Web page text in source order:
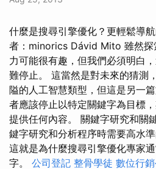
什麼是搜尋引擎優化？更輕鬆導
者：minorics Dávid Mito 雖然探
力可能很有趣，但我們必須明白
難停止。 這當然是對未來的猜測
隘的人工智慧類型，但這是另一
者應該停止以特定關鍵字為目標
提供任何內容。 關鍵字研究和關
鍵字研究和分析程序時需要高水
這就是為什麼搜尋引擎優化專家
字。 公司登記 整骨學徒 數位行